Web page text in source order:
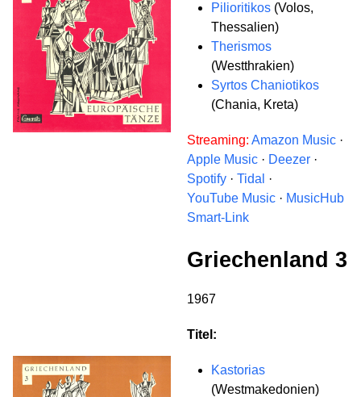
Pilioritikos (Volos,
Thessalien)
Therismos
(Westthrakien)
Syrtos Chaniotikos
(Chania, Kreta)
Streaming: Amazon Music ·
Apple Music · Deezer ·
Spotify · Tidal ·
YouTube Music · MusicHub
Smart-Link
Griechenland 3
1967
Titel:
Kastorias
(Westmakedonien)